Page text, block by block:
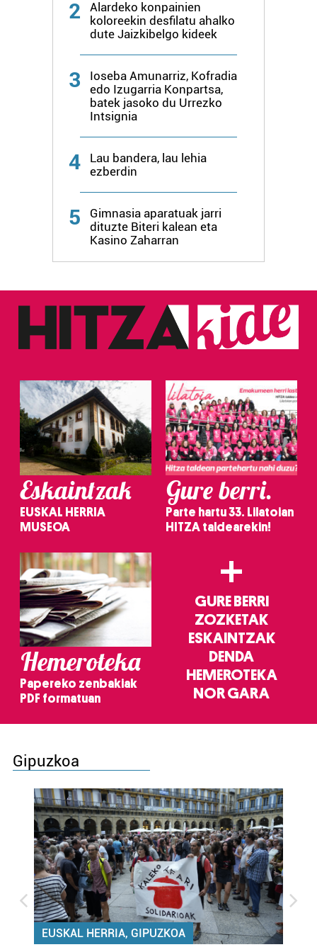
2
Alardeko konpainien
koloreekin desfilatu ahalko
dute Jaizkibelgo kideek
3
Ioseba Amunarriz, Kofradia
edo Izugarria Konpartsa,
batek jasoko du Urrezko
Intsignia
4
Lau bandera, lau lehia
ezberdin
5
Gimnasia aparatuak jarri
dituzte Biteri kalean eta
Kasino Zaharran
Eskaintzak
EUSKAL HERRIA
MUSEOA
Gure berri.
Parte hartu 33. Lilatoian
HITZA taldearekin!
Hemeroteka
Papereko zenbakiak
PDF formatuan
+
GURE BERRI
ZOZKETAK
ESKAINTZAK
DENDA
HEMEROTEKA
NOR GARA
Gipuzkoa
EUSKAL HERRIA, GIPUZKOA